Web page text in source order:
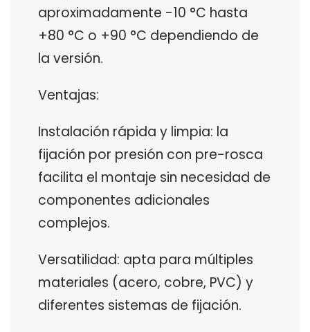
aproximadamente -10 °C hasta
+80 °C o +90 °C dependiendo de
la versión.
Ventajas:
Instalación rápida y limpia: la
fijación por presión con pre-rosca
facilita el montaje sin necesidad de
componentes adicionales
complejos.
Versatilidad: apta para múltiples
materiales (acero, cobre, PVC) y
diferentes sistemas de fijación.